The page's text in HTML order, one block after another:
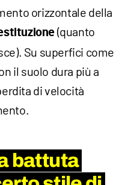
orizzontale della
(quanto
Su superfici come
il suolo dura più a
di velocità
battuta